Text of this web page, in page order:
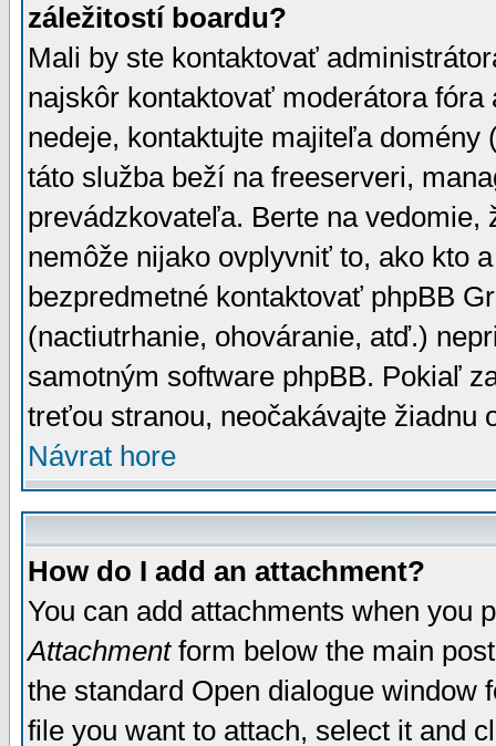
záležitostí boardu?
Mali by ste kontaktovať
najskôr kontaktovať moderátora
nedeje, kontaktujte majiteľa
táto služba beží na freeserveri,
prevádzkovateľa. Berte na
nemôže nijako ovplyvniť to, ako kto
bezpredmetné kontaktovať phpBB
(nactiutrhanie, ohováranie, atď.)
samotným software phpBB. Pokiaľ
treťou stranou, neočakávajte žiadnu
Návrat hore
How do I add an attachment?
You can add attachments when you
Attachmentform below the main
the standard Open dialogue window
file you want to attach, select it and